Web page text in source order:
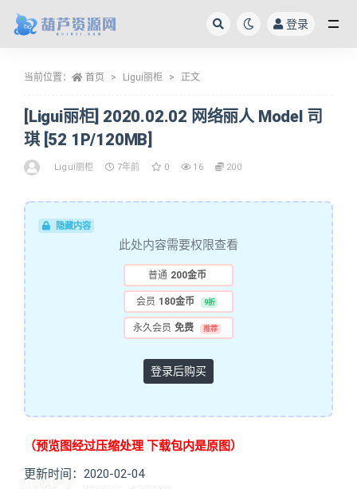
登录
当前位置： 首页 Ligui丽柜 正文
[Ligui丽柜] 2020.02.02 网络丽人 Model 司
琪 [52 1P/120MB]
Ligui丽柜 7年前 0 16 200
隐藏内容
此处内容需要权限查看
普通 200金币
会员 180金币 9折
永久会员 免费 推荐
登录后购买
（预览图经过压缩处理 下载包内是原图）
更新时间：2020-02-04